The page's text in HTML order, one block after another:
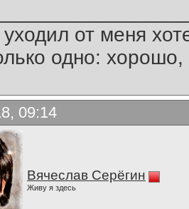
уходил от меня
одно:
09:14
Вячеслав Серёгин
Живу я здесь